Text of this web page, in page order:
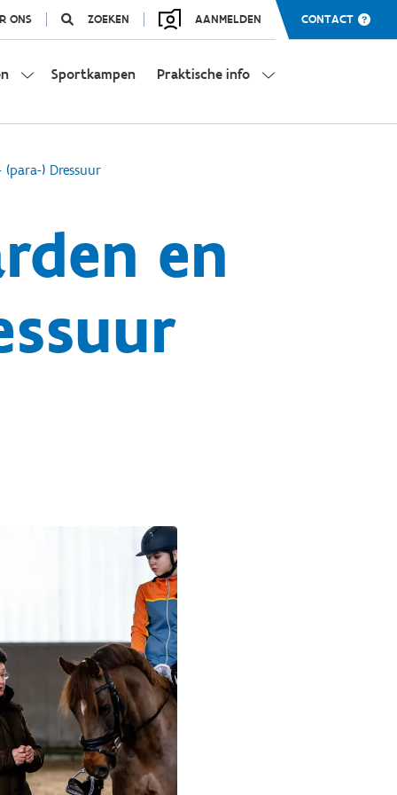
ONS ZOEKEN AANMELDEN CONTACT
Sportkampen Praktische info
) Dressuur
en